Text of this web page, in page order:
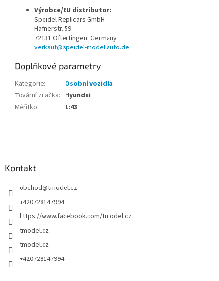
Výrobce/EU distributor:
Speidel Replicars GmbH
Hafnerstr. 59
72131 Oftertingen, Germany
verkauf@speidel-modellauto.de
Doplňkové parametry
Kategorie:
Osobní vozidla
Tovární značka: Hyundai
Měřítko: 1:43
Kontakt
obchod@tmodel.cz
+420728147994
https://www.facebook.com/tmodel.cz
tmodel.cz
tmodel.cz
+420728147994